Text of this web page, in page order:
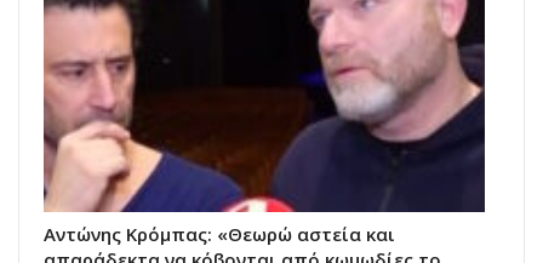
Αντώνης Κρόμπας: «Θεωρώ αστεία και